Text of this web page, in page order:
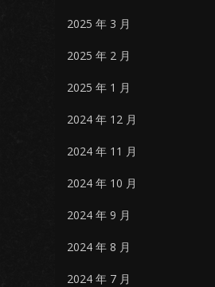
2025 年 3 月
2025 年 2 月
2025 年 1 月
2024 年 12 月
2024 年 11 月
2024 年 10 月
2024 年 9 月
2024 年 8 月
2024 年 7 月